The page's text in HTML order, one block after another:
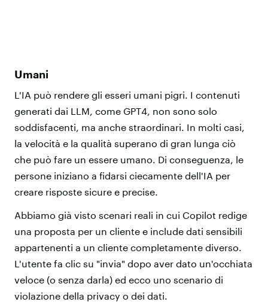
Umani
L'IA può rendere gli esseri umani pigri. I contenuti
generati dai LLM, come GPT4, non sono solo
soddisfacenti, ma anche straordinari. In molti casi,
la velocità e la qualità superano di gran lunga ciò
che può fare un essere umano. Di conseguenza, le
persone iniziano a fidarsi ciecamente dell'IA per
creare risposte sicure e precise.
Abbiamo già visto scenari reali in cui Copilot redige
una proposta per un cliente e include dati sensibili
appartenenti a un cliente completamente diverso.
L'utente fa clic su "invia" dopo aver dato un'occhiata
veloce (o senza darla) ed ecco uno scenario di
violazione della privacy o dei dati.